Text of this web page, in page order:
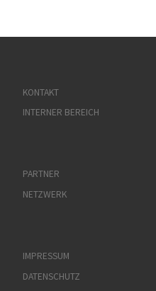
KONTAKT
INTERNER BEREICH
PARTNER
NETZWERK
IMPRESSUM
DATENSCHUTZ